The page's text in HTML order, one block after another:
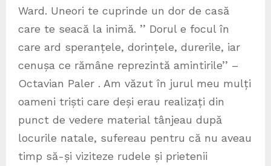
Ward. Uneori te cuprinde un dor de casă
care te seacă la inimă. ’’ Dorul e focul în
care ard speranțele, dorințele, durerile, iar
cenușa ce rămâne reprezintă amintirile’’ –
Octavian Paler . Am văzut în jurul meu mulți
oameni triști care deși erau realizați din
punct de vedere material tânjeau după
locurile natale, sufereau pentru că nu aveau
timp să-și viziteze rudele și prietenii